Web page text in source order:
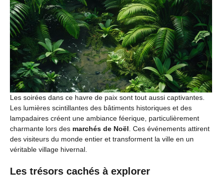
Les soirées dans ce havre de paix sont tout aussi captivantes.
Les lumières scintillantes des bâtiments historiques et des
lampadaires créent une ambiance féerique, particulièrement
charmante lors des marchés de Noël . Ces événements attirent
des visiteurs du monde entier et transforment la ville en un
véritable village hivernal.
Les trésors cachés à explorer